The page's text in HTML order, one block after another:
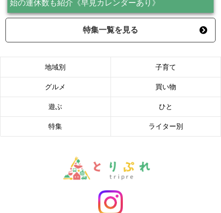
始の連休数も紹介《早見カレンダーあり》
特集一覧を見る
地域別 子育て
グルメ 買い物
遊ぶ ひと
特集 ライター別